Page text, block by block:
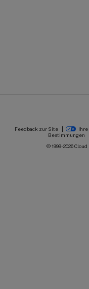
Feedback zur Site Ihre
Bestimmungen
© 1999-2026Cloud